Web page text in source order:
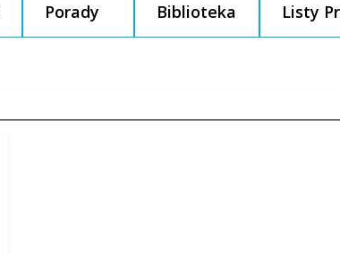
Porady Biblioteka Listy